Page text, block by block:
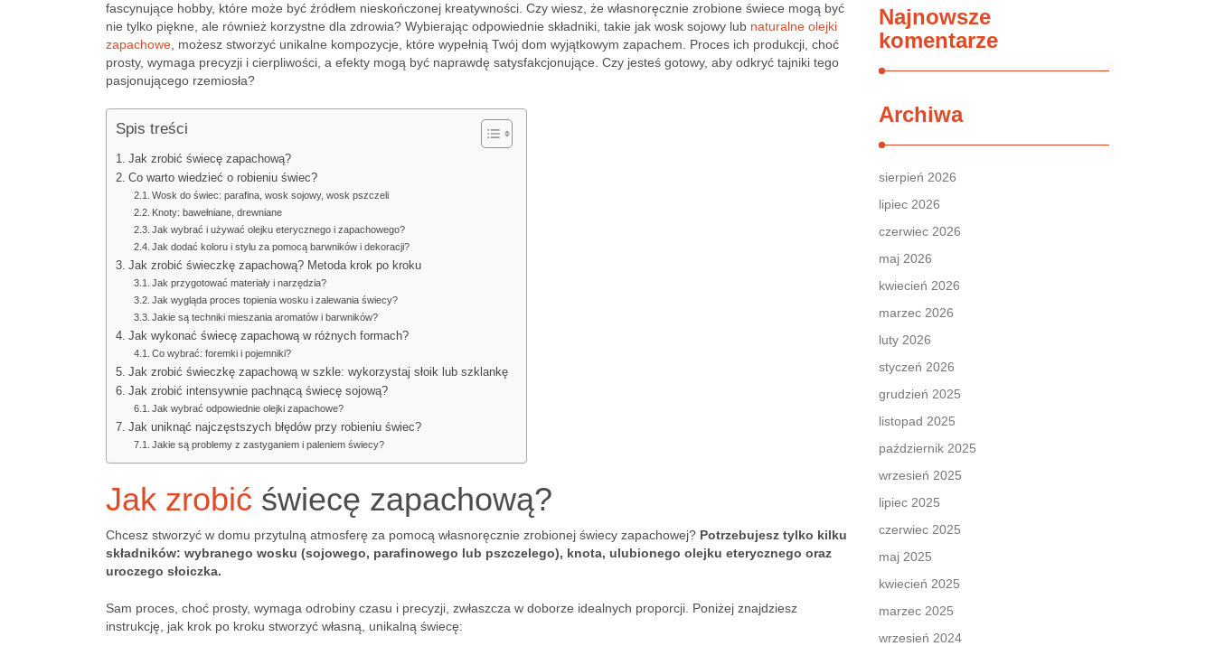
fascynujące hobby, które może być źródłem nieskończonej kreatywności. Czy wiesz, że własnoręcznie zrobione świece mogą być
nie tylko piękne, ale również korzystne dla zdrowia? Wybierając odpowiednie składniki, takie jak wosk sojowy lub naturalne olejki
zapachowe , możesz stworzyć unikalne kompozycje, które wypełnią Twój dom wyjątkowym zapachem. Proces ich produkcji, choć
prosty, wymaga precyzji i cierpliwości, a efekty mogą być naprawdę satysfakcjonujące. Czy jesteś gotowy, aby odkryć tajniki tego
pasjonującego rzemiosła?
Spis treści
Jak zrobić świecę zapachową?
Co warto wiedzieć o robieniu świec?
Wosk do świec: parafina, wosk sojowy, wosk pszczeli
Knoty: bawełniane, drewniane
Jak wybrać i używać olejku eterycznego i zapachowego?
Jak dodać koloru i stylu za pomocą barwników i dekoracji?
Jak zrobić świeczkę zapachową? Metoda krok po kroku
Jak przygotować materiały i narzędzia?
Jak wygląda proces topienia wosku i zalewania świecy?
Jakie są techniki mieszania aromatów i barwników?
Jak wykonać świecę zapachową w różnych formach?
Co wybrać: foremki i pojemniki?
Jak zrobić świeczkę zapachową w szkle: wykorzystaj słoik lub szklankę
Jak zrobić intensywnie pachnącą świecę sojową?
Jak wybrać odpowiednie olejki zapachowe?
Jak uniknąć najczęstszych błędów przy robieniu świec?
Jakie są problemy z zastyganiem i paleniem świecy?
Jak zrobić świecę zapachową?
Chcesz stworzyć w domu przytulną atmosferę za pomocą własnoręcznie zrobionej świecy zapachowej? Potrzebujesz tylko kilku
składników: wybranego wosku (sojowego, parafinowego lub pszczelego), knota, ulubionego olejku eterycznego oraz
uroczego słoiczka.
Sam proces, choć prosty, wymaga odrobiny czasu i precyzji, zwłaszcza w doborze idealnych proporcji. Poniżej znajdziesz
instrukcję, jak krok po kroku stworzyć własną, unikalną świecę:
Najnowsze
komentarze
Archiwa
sierpień 2026
lipiec 2026
czerwiec 2026
maj 2026
kwiecień 2026
marzec 2026
luty 2026
styczeń 2026
grudzień 2025
listopad 2025
październik 2025
wrzesień 2025
lipiec 2025
czerwiec 2025
maj 2025
kwiecień 2025
marzec 2025
wrzesień 2024